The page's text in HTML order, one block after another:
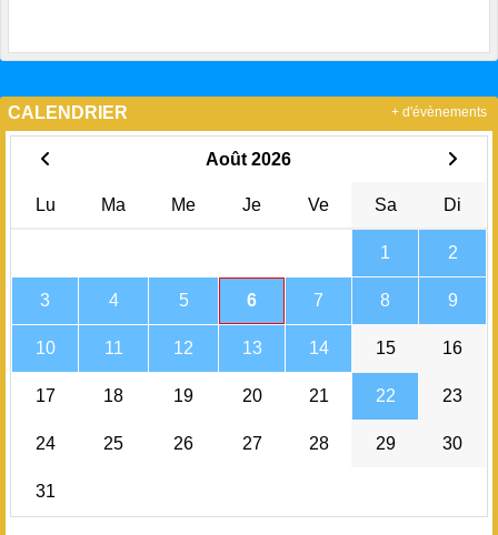
CALENDRIER
Août 2026
Lu Ma Me Je Ve Sa Di
1 2
3 4 5 6 7 8 9
10 11 12 13 14 15 16
17 18 19 20 21 22 23
24 25 26 27 28 29 30
31
+ d'évènements